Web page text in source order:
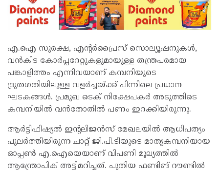
എ.ഐ സുരക്ഷ, എന്റർപ്രൈസ് സൊല്യൂഷനുകൾ,
വൻകിട കോർപ്പറേറ്റുകളുമായുള്ള തന്ത്രപരമായ
പങ്കാളിത്തം എന്നിവയാണ് കമ്പനിയുടെ
ദ്രുതഗതിയിലുള്ള വളർച്ചയ്ക്ക് പിന്നിലെ പ്രധാന
ഘടകങ്ങൾ. പ്രമുഖ ടെക് നിക്ഷേപകർ അടുത്തിടെ
കമ്പനിയിൽ വൻതോതിൽ പണം ഇറക്കിയിരുന്നു.
ആർട്ടിഫിഷ്യൽ ഇന്റലിജൻസ് മേഖലയിൽ ആധിപത്യം
പുലർത്തിയിരുന്ന ചാറ്റ് ജി.പി.ടിയുടെ മാതൃകമ്പനിയായ
ഓപ്പൺ എ.ഐയെയാണ് വിപണി മൂല്യത്തിൽ
ആന്ത്രോപിക് അട്ടിമറിച്ചത്. പുതിയ ഫണ്ടിങ് റൗണ്ടിൽ